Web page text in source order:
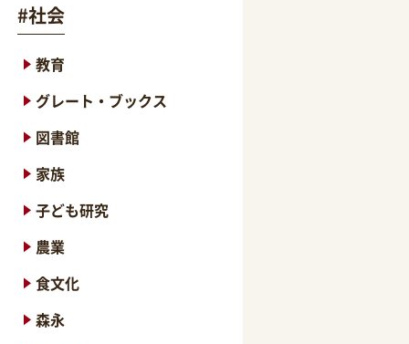
#社会
教育
グレート・ブックス
図書館
家族
子ども研究
農業
食文化
森永